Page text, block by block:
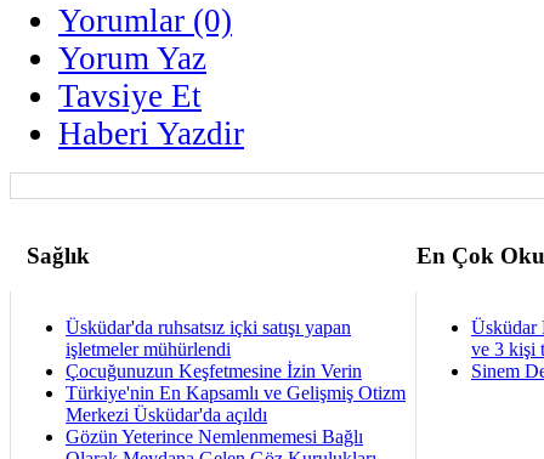
Yorumlar (0)
Yorum Yaz
Tavsiye Et
Haberi Yazdir
Sağlık En Çok
Üsküdar'da ruhsatsız içki satışı yapan
işletmeler mühürlendi
Çocuğunuzun Keşfetmesine İzin Verin
Türkiye'nin En Kapsamlı ve Gelişmiş Otizm
Merkezi Üsküdar'da açıldı
Gözün Yeterince Nemlenmemesi Bağlı
Üsküdar
ve 3 kişi
Sinem